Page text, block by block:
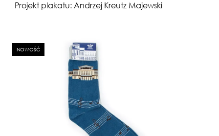
Projekt plakatu: Andrzej Kreutz Majewski
NOWOŚĆ